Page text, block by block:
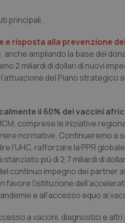
principali.
risposta alla prevenzione
, anche ampliando la base dei
2 miliardi di dollari di nuovi
del Piano strategico
il 60% dei vaccini
comprese le iniziative
normative. Continueremo
l’UHC, rafforzare la PPR
più di 2,7 miliardi di
continuo impegno dei partner
l’istituzione
e all’accesso equo ai
a vaccini, diagnostici e